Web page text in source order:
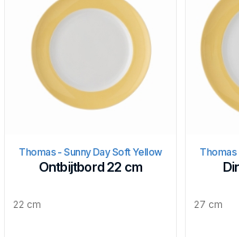
Thomas Sunny Day Soft Yellow is
kan in de vaatwasser en
Thomas - Sunny Day Soft Yellow
Ontbijtbord 22 cm
22 cm
Thomas
27 cm